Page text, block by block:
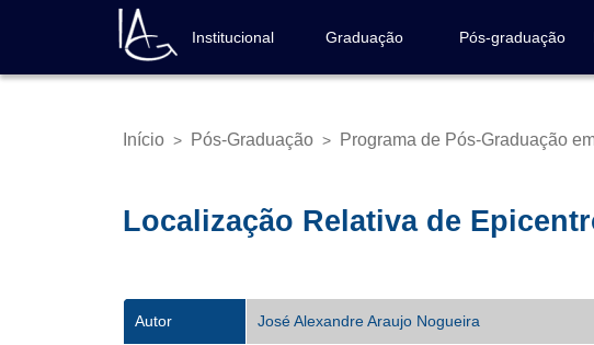
conteúdo
Navegação
principal
Institucional Graduação Pós-graduação
Trilha
Início > Pós-Graduação > Programa de Pós-Graduação
Localização Relativa de
Autor José Alexandre Araujo Nogueira